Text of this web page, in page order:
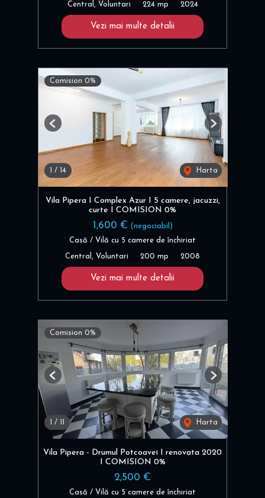
Central, Voluntari 224 mp 2024
Vezi mai multe detalii
Comision 0%
/ 14 Harta
Previous Next
Vila Pipera I Complex Azur I 5 camere, jacuzzi,
curte I COMISION 0%
1,600 € (negociabil)
Casă / Vilă cu 5 camere de închiriat
Central, Voluntari 200 mp 2008
Vezi mai multe detalii
Comision 0%
1 / 11 Harta
Previous Next
Vila Pipera - Drumul Potcoavei I renovata 2020
I COMISION 0%
2,500 €
Casă / Vilă cu 5 camere de închiriat